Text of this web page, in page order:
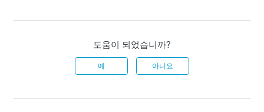
도움이 되었습니까?
예 아니요